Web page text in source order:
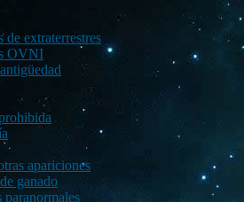
de extraterrestres
OVNI
apariciones
ganado
paranormales